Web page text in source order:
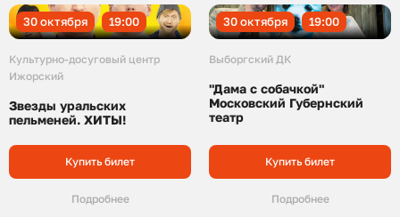
30 октября 19:00
Культурно-досуговый центр
Ижорский
Звезды уральских
пельменей. ХИТЫ!
Купить билет
Подробнее
30 октября 19:00
Выборгский ДК
"Дама с собачкой"
Московский Губернский
театр
Купить билет
Подробнее